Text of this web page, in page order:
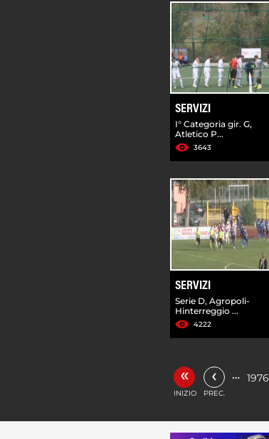
SERVIZI
I° Categoria gir. G,
Atletico P...
3643
SERVIZI
Serie D, Agropoli-
Hinterreggio ...
4222
«
INIZIO
‹
PREC.
… 1976